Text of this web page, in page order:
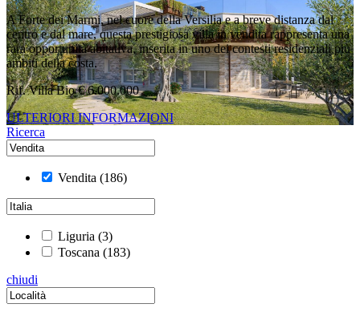
A Forte dei Marmi, nel cuore della Versilia e a breve distanza dal
centro e dal mare, questa prestigiosa villa in vendita rappresenta una
rara opportunità abitativa, inserita in uno dei contesti residenziali più
ambiti della costa.
Rif. Villa Bio€ 6.000.000
ULTERIORI INFORMAZIONI
Ricerca
Vendita (186)
Liguria (3)
Toscana (183)
chiudi